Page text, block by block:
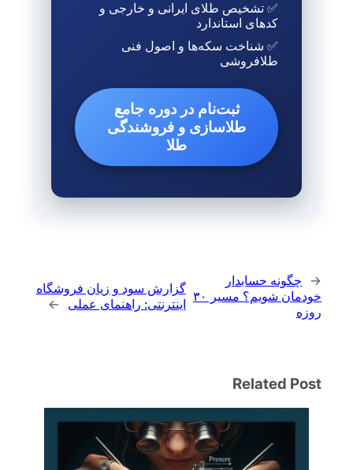
✅ تشخیص طلای ایرانی و خارجی و
کدهای استاندارد
✅ شناخت سکه‌ها و اصول فنی
طلافروشی
ثبت‌نام در دوره جامع
طلاسازی و فروشندگی
طلا
← چگونه حسابدار
خودمان شویم؟ مسیر ۳۰
روزه
گزارش سود و زیان فروشگاه
اینترنتی: راهنمای عملی
→
Related Post